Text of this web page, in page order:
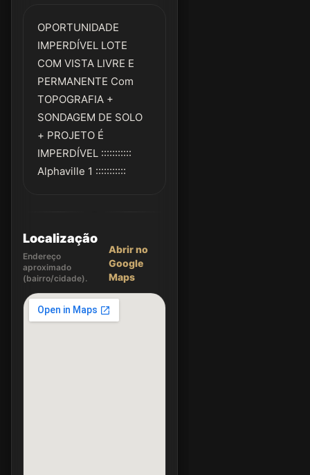
OPORTUNIDADE
IMPERDÍVEL LOTE
COM VISTA LIVRE E
PERMANENTE Com
TOPOGRAFIA +
SONDAGEM DE SOLO
+ PROJETO É
IMPERDÍVEL :::::::::::
Alphaville 1 :::::::::::
Localização
Endereço
aproximado
(bairro/cidade).
Abrir no
Google
Maps